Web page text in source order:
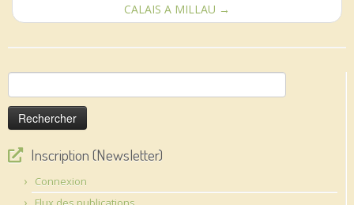
CALAIS A MILLAU →
Rechercher :
Inscription (Newsletter)
Connexion